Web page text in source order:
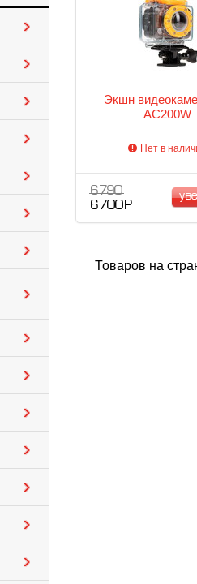
Экшн
AC200W
Нет в
6 790
6 700 Р
Товаров на